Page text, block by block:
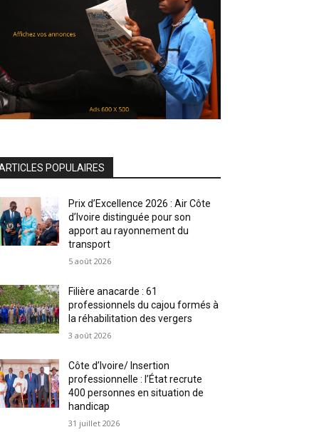
POPULAIRES
Prix d’Excellence 2026 : Air Côte
d’Ivoire distinguée pour son
apport au rayonnement du
transport
5 août 2026
Filière anacarde : 61
professionnels du cajou formés à
la réhabilitation des vergers
3 août 2026
Côte d’Ivoire/ Insertion
professionnelle : l’État recrute
400 personnes en situation de
handicap
31 juillet 2026